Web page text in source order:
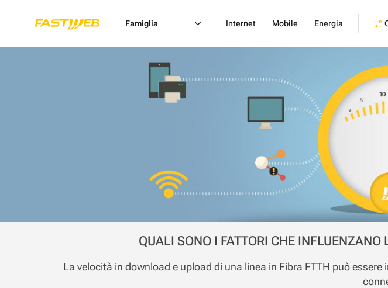
Famiglia Internet Mobile Energia
QUALI SONO I FATTORI CHE
La velocità in download e upload di una linea in Fibra FTTH può